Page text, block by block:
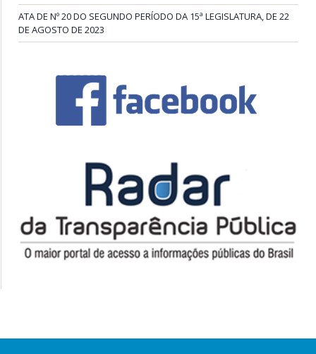
ATA DE Nº 20 DO SEGUNDO PERÍODO DA 15ª LEGISLATURA, DE 22
DE AGOSTO DE 2023